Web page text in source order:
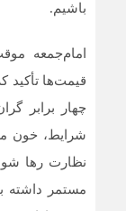
باشیم.
امام‌جمعه
قیمت‌ها تأکید
چهار برابر
شرایط، خون
نظارت رها
مستمر داشته